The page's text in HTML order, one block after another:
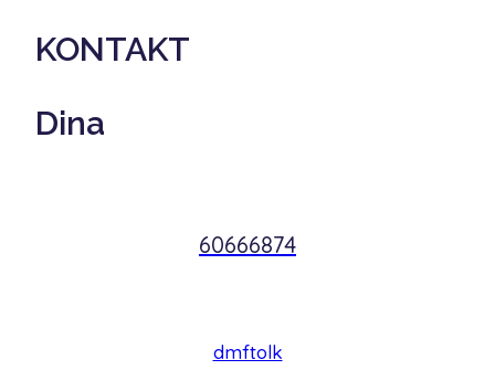
KONTAKT
Dina
60666874
dmftolk